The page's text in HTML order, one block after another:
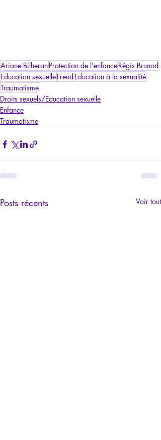
Ariane BilheranProtection de l'enfanceRégis Brunod
Education sexuelleFreud Education à la sexualité
Traumatisme
Droits sexuels/Education sexuelle
Enfance
Traumatisme
Posts récents Voir tout